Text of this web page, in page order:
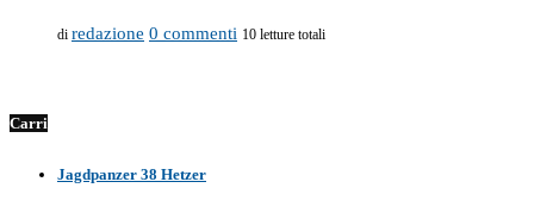
di redazione 0 commenti 10 letture totali
Carri
Jagdpanzer 38 Hetzer